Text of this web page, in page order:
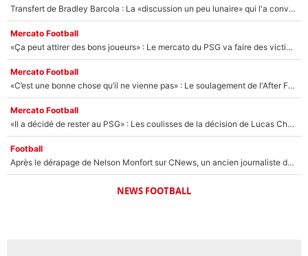
Transfert de Bradley Barcola : La «discussion un peu lunaire» qui l'a convaincu de quitter le PSG, son entourage est pointé du doigt
Mercato Football
«Ça peut attirer des bons joueurs» : Le mercato du PSG va faire des victimes dans l'effectif de Luis Enrique ?
Mercato Football
«C’est une bonne chose qu’il ne vienne pas» : Le soulagement de l'After Foot après le transfert avorté de Yan Diomandé au PSG
Mercato Football
«Il a décidé de rester au PSG» : Les coulisses de la décision de Lucas Chevalier pour son transfert
Football
Après le dérapage de Nelson Monfort sur CNews, un ancien journaliste de France Télévisions relance la polémique sur les incendies en Gironde
NEWS FOOTBALL